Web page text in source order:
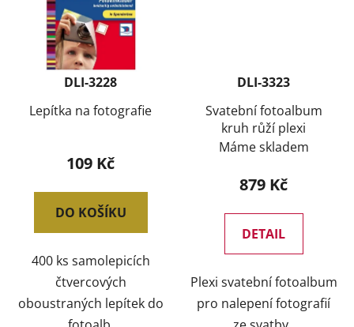
DLI-3228
Lepítka na fotografie
109 Kč
DO KOŠÍKU
400 ks samolepicích
čtvercových
oboustraných lepítek do
DLI-3323
Svatební fotoalbum
kruh růží plexi
Máme skladem
879 Kč
DETAIL
Plexi svatební fotoalbum
pro nalepení fotografií